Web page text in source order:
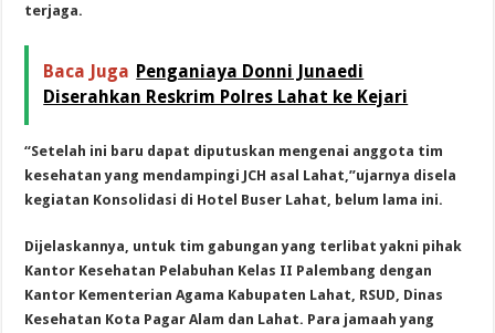
terjaga.
Baca Juga Penganiaya Donni Junaedi
Diserahkan Reskrim Polres Lahat ke Kejari
“Setelah ini baru dapat diputuskan mengenai anggota tim
kesehatan yang mendampingi JCH asal Lahat,”ujarnya disela
kegiatan Konsolidasi di Hotel Buser Lahat, belum lama ini.
Dijelaskannya, untuk tim gabungan yang terlibat yakni pihak
Kantor Kesehatan Pelabuhan Kelas II Palembang dengan
Kantor Kementerian Agama Kabupaten Lahat, RSUD, Dinas
Kesehatan Kota Pagar Alam dan Lahat. Para jamaah yang